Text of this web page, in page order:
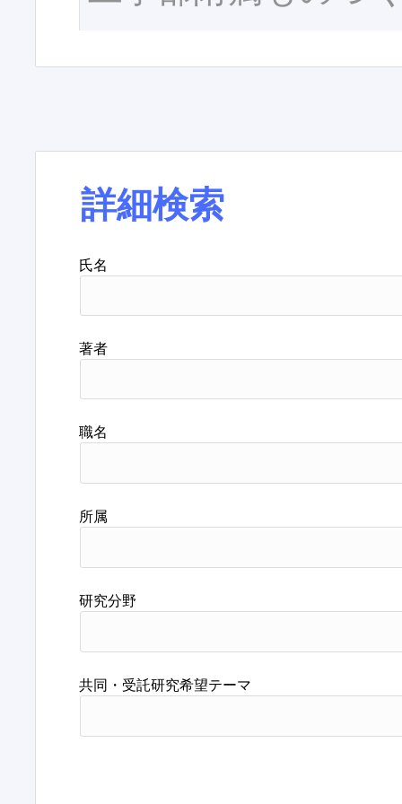
詳細検索
氏名
著者
職名
所属
研究分野
共同・受託研究希望テーマ